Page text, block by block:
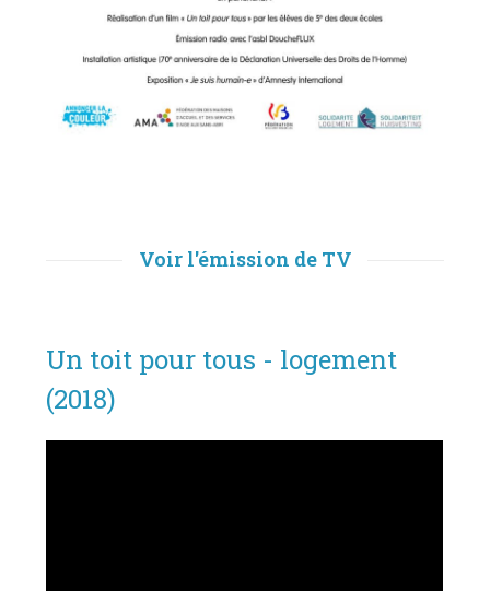
Voir l'émission de TV
Un toit pour tous - logement
(2018)